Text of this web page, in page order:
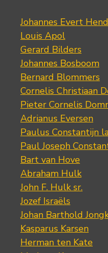
Johannes Evert
Louis Apol
Gerard Bilders
Johannes Bosboom
Bernard Blommers
Cornelis Christiaan
Pieter Cornelis
Adrianus Eversen
Paulus Constantijn
Paul Joseph
Bart van Hove
Abraham Hulk
John F. Hulk sr.
Jozef Israëls
Johan Barthold
Kasparus Karsen
Herman ten Kate